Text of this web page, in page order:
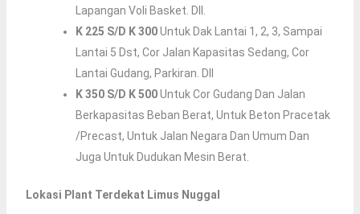
Lapangan Voli Basket. Dll.
K 225 S/d K 300Untuk Dak Lantai 1, 2, 3, Sampai
Lantai 5 Dst, Cor Jalan Kapasitas Sedang, Cor
Lantai Gudang, Parkiran. Dll
K 350 S/d K 500Untuk Cor Gudang Dan Jalan
Berkapasitas Beban Berat, Untuk Beton Pracetak
/precast, Untuk Jalan Negara Dan Umum Dan
Juga Untuk Dudukan Mesin Berat.
Lokasi Plant Terdekat Limus Nuggal